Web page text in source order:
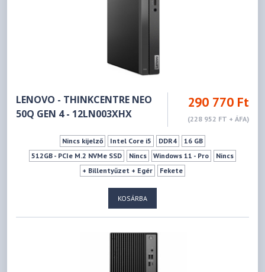
LENOVO - THINKCENTRE NEO
50Q GEN 4 - 12LN003XHX
290 770 Ft
(228 952 FT + ÁFA)
Nincs kijelző Intel Core i5 DDR4
16 GB
512GB - PCIe M.2 NVMe SSD
Nincs Windows 11 - Pro
Nincs
+ Billentyűzet + Egér
Fekete
KOSÁRBA